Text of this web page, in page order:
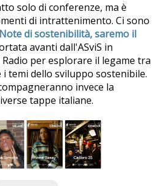
solo di conferenze, ma è
di intrattenimento. Ci sono
Note di sostenibilità, saremo il
avanti dall'ASviS in
per esplorare il legame tra
i temi dello sviluppo sostenibile.
invece la
tappe italiane.